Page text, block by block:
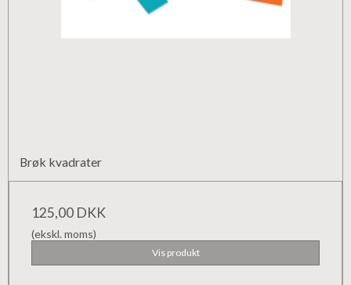
Brøk kvadrater
125,00 DKK
(ekskl. moms)
Vis produkt